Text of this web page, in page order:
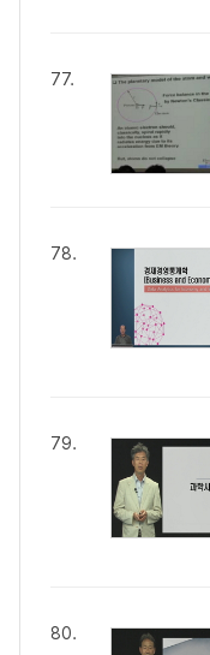
77.
78.
79.
80.